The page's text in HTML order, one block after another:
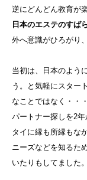
逆にどんどん教育が
日本のエステのすば
外へ意識がひろがり
当初は、日本のよう
う。と気軽にスター
なことではなく・・・
パートナー探しを2
タイに縁も所縁もな
ニーズなどを知るた
いたりもしてました。